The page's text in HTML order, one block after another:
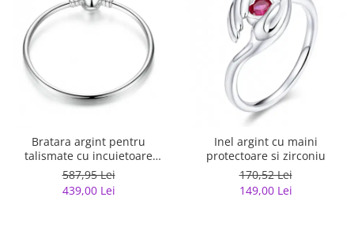
Bratara argint pentru
talismate cu incuietoare
sferica
587,95 Lei
439,00 Lei
Inel argint cu maini
protectoare si zirconiu
170,52 Lei
149,00 Lei